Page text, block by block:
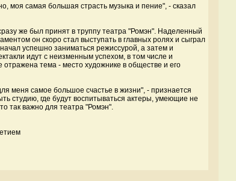
моя самая большая страсть музыка и пение", - сказал
же был принят в труппу театра "Ромэн". Наделенный
он скоро стал выступать в главных ролях и сыграл
успешно заниматься режиссурой, а затем и
идут с неизменным успехом, в том числе и
отражена тема - место художнике в обществе и его
меня самое большое счастье в жизни", - признается
студию, где будут воспитываться актеры, умеющие не
так важно для театра "Ромэн".